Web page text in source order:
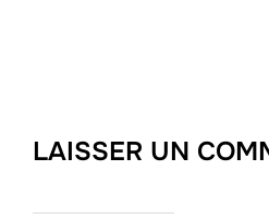
LAISSER UN